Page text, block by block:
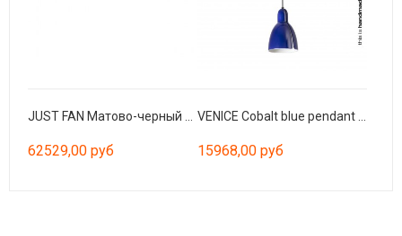
62529,00 руб 15968,00 руб